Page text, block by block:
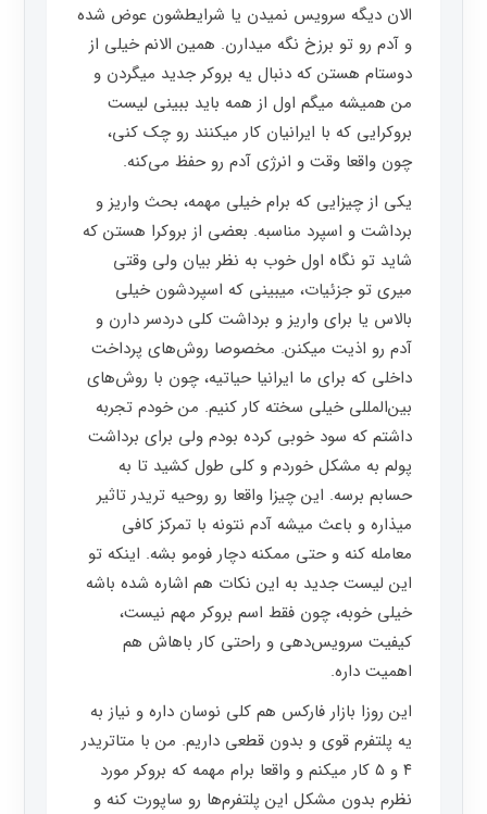
الان دیگه سرویس نمیدن یا شرایطشون عوض شده
و آدم رو تو برزخ نگه میدارن. همین الانم خیلی از
دوستام هستن که دنبال یه بروکر جدید میگردن و
من همیشه میگم اول از همه باید ببینی لیست
بروکرایی که با ایرانیان کار میکنند رو چک کنی،
چون واقعا وقت و انرژی آدم رو حفظ می‌کنه.
یکی از چیزایی که برام خیلی مهمه، بحث واریز و
برداشت و اسپرد مناسبه. بعضی از بروکرا هستن که
شاید تو نگاه اول خوب به نظر بیان ولی وقتی
میری تو جزئیات، میبینی که اسپردشون خیلی
بالاس یا برای واریز و برداشت کلی دردسر دارن و
آدم رو اذیت میکنن. مخصوصا روش‌های پرداخت
داخلی که برای ما ایرانیا حیاتیه، چون با روش‌های
بین‌المللی خیلی سخته کار کنیم. من خودم تجربه
داشتم که سود خوبی کرده بودم ولی برای برداشت
پولم به مشکل خوردم و کلی طول کشید تا به
حسابم برسه. این چیزا واقعا رو روحیه تریدر تاثیر
میذاره و باعث میشه آدم نتونه با تمرکز کافی
معامله کنه و حتی ممکنه دچار فومو بشه. اینکه تو
این لیست جدید به این نکات هم اشاره شده باشه
خیلی خوبه، چون فقط اسم بروکر مهم نیست،
کیفیت سرویس‌دهی و راحتی کار باهاش هم
اهمیت داره.
این روزا بازار فارکس هم کلی نوسان داره و نیاز به
یه پلتفرم قوی و بدون قطعی داریم. من با متاتریدر
۴ و ۵ کار میکنم و واقعا برام مهمه که بروکر مورد
نظرم بدون مشکل این پلتفرم‌ها رو ساپورت کنه و